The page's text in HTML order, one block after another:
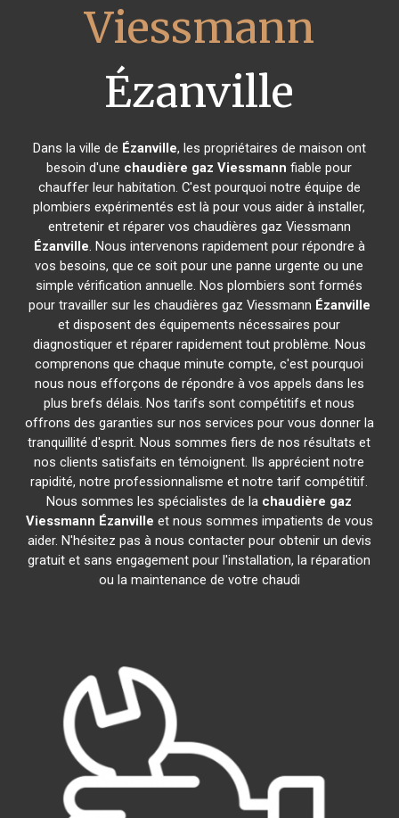
Viessmann
Ézanville
Dans la ville de Ézanville, les propriétaires de maison ont
besoin d'une chaudière gaz Viessmann fiable pour
chauffer leur habitation. C'est pourquoi notre équipe de
plombiers expérimentés est là pour vous aider à installer,
entretenir et réparer vos chaudières gaz Viessmann
Ézanville. Nous intervenons rapidement pour répondre à
vos besoins, que ce soit pour une panne urgente ou une
simple vérification annuelle. Nos plombiers sont formés
pour travailler sur les chaudières gaz Viessmann Ézanville
et disposent des équipements nécessaires pour
diagnostiquer et réparer rapidement tout problème. Nous
comprenons que chaque minute compte, c'est pourquoi
nous nous efforçons de répondre à vos appels dans les
plus brefs délais. Nos tarifs sont compétitifs et nous
offrons des garanties sur nos services pour vous donner la
tranquillité d'esprit. Nous sommes fiers de nos résultats et
nos clients satisfaits en témoignent. Ils apprécient notre
rapidité, notre professionnalisme et notre tarif compétitif.
Nous sommes les spécialistes de la chaudière gaz
Viessmann Ézanville et nous sommes impatients de vous
aider. N'hésitez pas à nous contacter pour obtenir un devis
gratuit et sans engagement pour l'installation, la réparation
ou la maintenance de votre chaudi